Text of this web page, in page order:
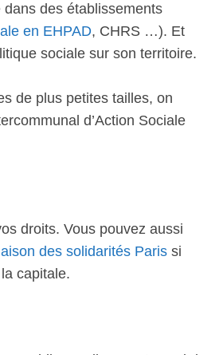
des établissements
en EHPAD, CHRS …). Et
sociale sur son territoire.
de plus petites tailles, on
d’Action Sociale
droits. Vous pouvez aussi
des solidarités Paris si
capitale.